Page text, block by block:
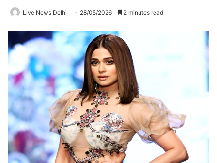
Live News Delhi 28/05/2026 2 minutes read